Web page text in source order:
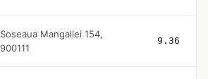
Soseaua Mangaliei 154,
900111
9.36